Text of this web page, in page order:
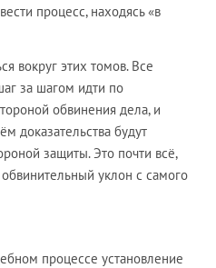
процесс, находясь «в
вокруг этих томов. Все
за шагом идти по
обвинения дела, и
доказательства будут
защиты. Это почти всё,
уклон с самого
процессе установление